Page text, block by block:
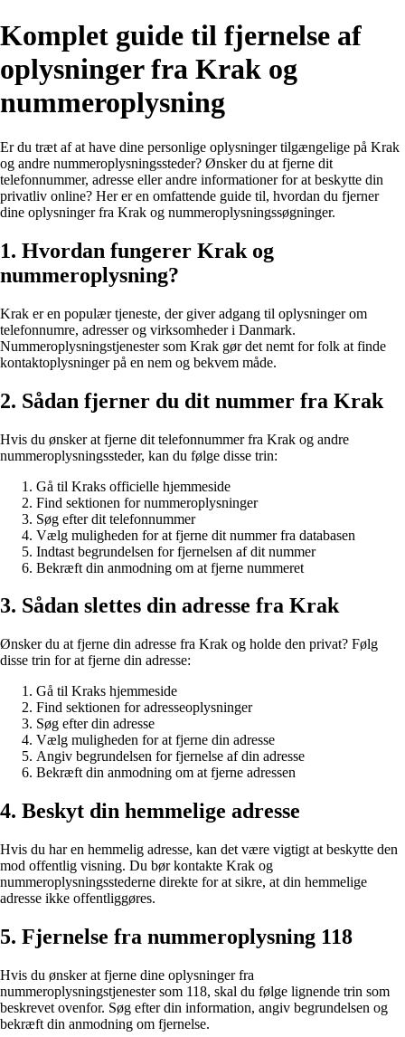
Komplet guide til fjernelse af
oplysninger fra Krak og
nummeroplysning
Er du træt af at have dine personlige oplysninger tilgængelige på Krak
og andre nummeroplysningssteder? Ønsker du at fjerne dit
telefonnummer, adresse eller andre informationer for at beskytte din
privatliv online? Her er en omfattende guide til, hvordan du fjerner
dine oplysninger fra Krak og nummeroplysningssøgninger.
1. Hvordan fungerer Krak og
nummeroplysning?
Krak er en populær tjeneste, der giver adgang til oplysninger om
telefonnumre, adresser og virksomheder i Danmark.
Nummeroplysningstjenester som Krak gør det nemt for folk at finde
kontaktoplysninger på en nem og bekvem måde.
2. Sådan fjerner du dit nummer fra Krak
Hvis du ønsker at fjerne dit telefonnummer fra Krak og andre
nummeroplysningssteder, kan du følge disse trin:
Gå til Kraks officielle hjemmeside
Find sektionen for nummeroplysninger
Søg efter dit telefonnummer
Vælg muligheden for at fjerne dit nummer fra databasen
Indtast begrundelsen for fjernelsen af dit nummer
Bekræft din anmodning om at fjerne nummeret
3. Sådan slettes din adresse fra Krak
Ønsker du at fjerne din adresse fra Krak og holde den privat? Følg
disse trin for at fjerne din adresse:
Gå til Kraks hjemmeside
Find sektionen for adresseoplysninger
Søg efter din adresse
Vælg muligheden for at fjerne din adresse
Angiv begrundelsen for fjernelse af din adresse
Bekræft din anmodning om at fjerne adressen
4. Beskyt din hemmelige adresse
Hvis du har en hemmelig adresse, kan det være vigtigt at beskytte den
mod offentlig visning. Du bør kontakte Krak og
nummeroplysningsstederne direkte for at sikre, at din hemmelige
adresse ikke offentliggøres.
5. Fjernelse fra nummeroplysning 118
Hvis du ønsker at fjerne dine oplysninger fra
nummeroplysningstjenester som 118, skal du følge lignende trin som
beskrevet ovenfor. Søg efter din information, angiv begrundelsen og
bekræft din anmodning om fjernelse.